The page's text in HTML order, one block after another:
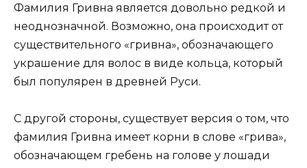
Фамилия Гривна является довольно редкой и
неоднозначной. Возможно, она происходит от
существительного «гривна», обозначающего
украшение для волос в виде кольца, который
был популярен в древней Руси.
С другой стороны, существует версия о том, что
фамилия Гривна имеет корни в слове «грива»,
обозначающем гребень на голове у лошади